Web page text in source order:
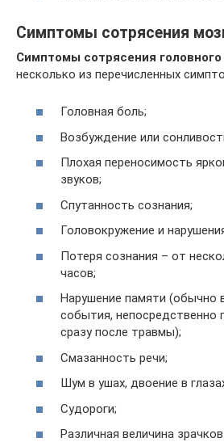
Симптомы сотрясения
Симптомы сотрясения головного
несколько из перечисленных
Головная боль;
Возбуждение или
Плохая переносимость
звуков;
Спутанность сознания;
Головокружение и
Потеря сознания – от
часов;
Нарушение памяти (обычно
события, непосредственно
сразу после травмы);
Смазанность речи;
Шум в ушах, двоение в
Судороги;
Различная величина зрачков